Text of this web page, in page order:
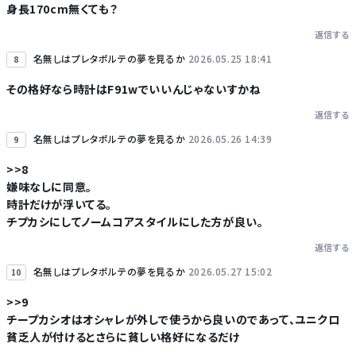
身長170cm無くても？
返信する
8 名無しはプレタポルテの夢を見るか 2026.05.25 18:41
その格好なら時計はF91wでいいんじゃないすかね
返信する
9 名無しはプレタポルテの夢を見るか 2026.05.26 14:39
>>8
嫌味なしに同意。
時計だけが浮いてる。
チプカシにしてノームコアスタイルにした方が良い。
返信する
10 名無しはプレタポルテの夢を見るか 2026.05.27 15:02
>>9
チープカシオはオシャレが外しで使うから良いのであって、ユニクロ
貧乏人が付けるとさらに貧しい格好になるだけ